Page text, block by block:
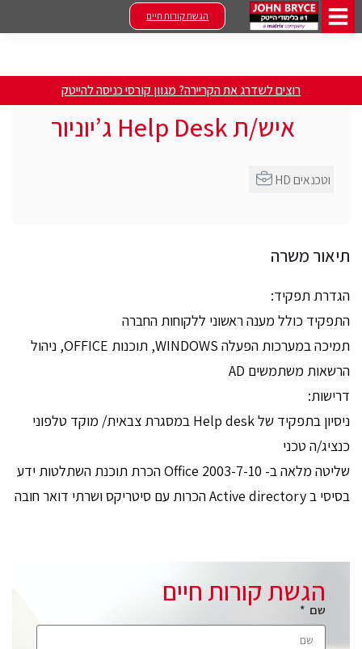
הגשת קורות חיים
רוצים לשדרג את הקריירה? מגוון קורסי כניסה להייטק
איש/ת Help Desk ג’יוניור
תיאור משרה
הגדרת תפקיד:
התפקיד כולל מענה ראשוני ללקוחות החברה
תמיכה במערכות הפעלה WINDOWS, תוכנות OFFICE, ניהול
הרשאות משתמשים AD
דרישות:
ניסיון בתפקיד של Help desk במסגרת צבאית/ מוקד טלפוני
כנציג/ה טכני
שליטה מלאה ב- Office 2003-7-10 הכרת תוכנת השתלטות ידע
בסיסי ב Active directory הכרות עם סיטריקס ושרתי דואר חובה
הגשת קורות חיים
שם